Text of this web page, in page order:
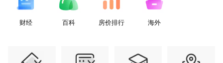
财经 百科 房价排行 海外